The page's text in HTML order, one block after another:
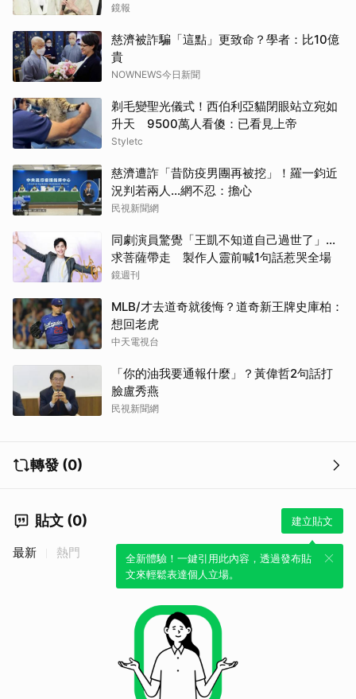
鏡報
慈濟被詐騙「這點」更致命？學者：比10億
貴
NOWNEWS今日新聞
剃毛變聖光儀式！西伯利亞貓閉眼站立宛如
升天 9500萬人看傻：已看見上帝
Styletc
慈濟遭詐「昔防疫男團再被挖」！羅一鈞近
況判若兩人…網不忍：擔心
民視新聞網
同劇演員驚覺「王凱不知道自己過世了」...
求菩薩帶走 製作人靈前喊1句話惹哭全場
鏡週刊
MLB/才去道奇就後悔？道奇新王牌史庫柏：
想回老虎
中天電視台
「你的油我要通報什麼」？黃偉哲2句話打
臉盧秀燕
民視新聞網
轉發 (0)
貼文 (0) 建立貼文
全新體驗！一鍵引用此內容，透過發布貼
文來輕鬆表達個人立場。
最新 熱門
取消